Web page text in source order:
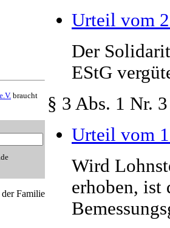
braucht
Familie
Urteil vom
Der
EStG
§ 3 Abs. 1 Nr.
Urteil vom
Wird
erhoben, ist